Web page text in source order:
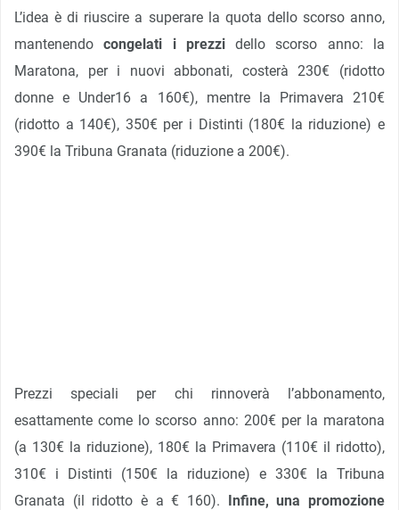
L’idea è di riuscire a superare la quota dello scorso anno,
mantenendocongelati i prezzidello scorso anno: la
Maratona, per i nuovi abbonati, costerà 230€ (ridotto
donne e Under16 a 160€), mentre la Primavera 210€
(ridotto a 140€), 350€ per i Distinti (180€ la riduzione) e
390€ la Tribuna Granata (riduzione a 200€).
Prezzi speciali per chi rinnoverà l’abbonamento,
esattamente come lo scorso anno: 200€ per la maratona
(a 130€ la riduzione), 180€ la Primavera (110€ il ridotto),
310€ i Distinti (150€ la riduzione) e 330€ la Tribuna
Granata (il ridotto è a € 160). Infine, una promozione